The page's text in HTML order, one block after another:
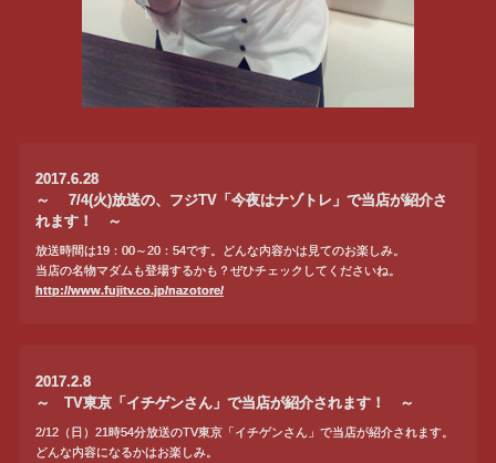
2017.6.28
～ 7/4(火)放送の、フジTV「今夜はナゾトレ」で当店が紹介さ
れます！ ～
放送時間は19：00～20：54です。どんな内容かは見てのお楽しみ。
当店の名物マダムも登場するかも？ぜひチェックしてくださいね。
http://www.fujitv.co.jp/nazotore/
2017.2.8
～ TV東京「イチゲンさん」で当店が紹介されます！ ～
2/12（日）21時54分放送のTV東京「イチゲンさん」で当店が紹介されます。
どんな内容になるかはお楽しみ。